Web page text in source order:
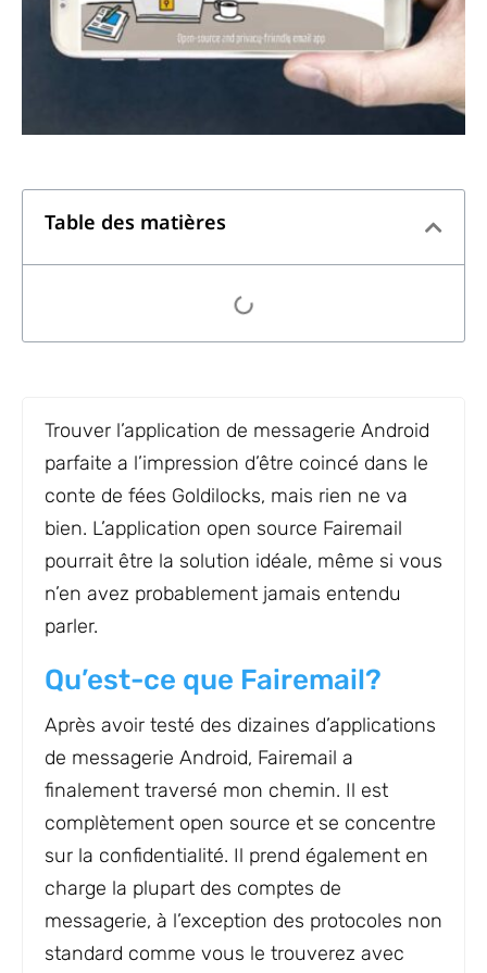
Table des matières
Trouver l’application de messagerie Android
parfaite a l’impression d’être coincé dans le
conte de fées Goldilocks, mais rien ne va
bien. L’application open source Fairemail
pourrait être la solution idéale, même si vous
n’en avez probablement jamais entendu
parler.
Qu’est-ce que Fairemail?
Après avoir testé des dizaines d’applications
de messagerie Android, Fairemail a
finalement traversé mon chemin. Il est
complètement open source et se concentre
sur la confidentialité. Il prend également en
charge la plupart des comptes de
messagerie, à l’exception des protocoles non
standard comme vous le trouverez avec